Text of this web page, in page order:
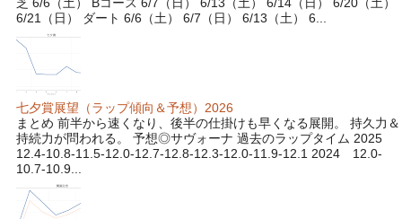
6/21（日） ダート 6/6（土） 6/7（日） 6/13（土） 6...
七夕賞展望（ラップ傾向＆予想）2026
まとめ 前半から速くなり、後半の仕掛けも早くなる展開。 持久力＆
持続力が問われる。 予想◎サヴォーナ 過去のラップタイム 2025
12.4-10.8-11.5-12.0-12.7-12.8-12.3-12.0-11.9-12.1 2024 12.0-
10.7-10.9...